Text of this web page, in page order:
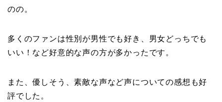
のの。
多くのファンは性別が男性でも好き、男女どっちでも
いい！など好意的な声の方が多かったです。
また、優しそう、素敵な声など声についての感想も好
評でした。